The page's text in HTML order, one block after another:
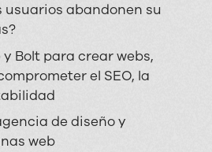
usuarios abandonen su
Bolt para crear webs,
el SEO, la
de diseño y
páginas web